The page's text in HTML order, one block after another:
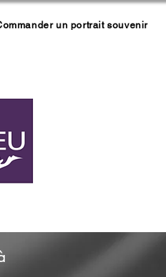
un portrait souvenir